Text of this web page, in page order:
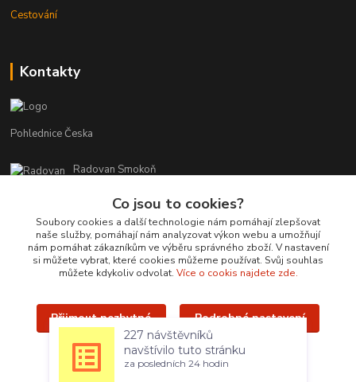
Cestování
Kontakty
Pohlednice Česka
Radovan Smokoň
r.smokon@pohlednicecr.cz
Upravit sběr cookies.
Co jsou to cookies?
Soubory cookies a další technologie nám pomáhají zlepšovat
naše služby, pomáhají nám analyzovat výkon webu a umožňují
nám pomáhat zákazníkům ve výběru správného zboží. V nastavení
si můžete vybrat, které cookies můžeme používat. Svůj souhlas
můžete kdykoliv odvolat. Více o cookis najdete zde.
Přijmout nezbytné Podrobné nastavení
Přijmout všechny
227 návštěvníků
navštívilo tuto stránku
za posledních 24 hodin